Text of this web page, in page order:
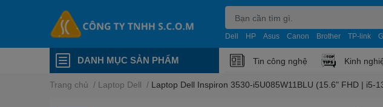
Dell HP Asus Canon Brother TP-link
DANH MỤC SẢN PHẨM Tin công nghệ Kinh
Trang chủ / Laptop Dell / Laptop Dell Inspiron 3530-i5U085W11BLU (15.6" FHD | i5-